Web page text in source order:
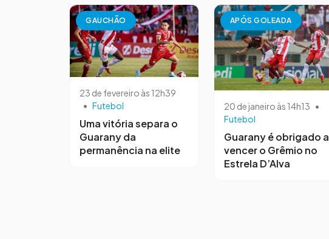
GAUCHÃO
23 de fevereiro às 12h39
• Futebol
Uma vitória separa o
Guarany da
permanência na elite
APÓS GOLEADA
20 de janeiro às 14h13 •
Futebol
Guarany é obrigado a
vencer o Grêmio no
Estrela D’Alva